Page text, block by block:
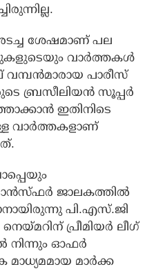
ശേഷമാണ് പല
വാര്‍ത്തകള്‍
പാരീസ്
ബ്രസീലിയന്‍ സൂപ്പര്‍
ഇതിനിടെ
വാര്‍ത്തകളാണ്
ജാലകത്തില്‍
പി.എസ്.ജി
നെയ്മറിന് പ്രീമിയര്‍ ലീഗ്
നിന്നും ഓഫര്‍
മാധ്യമമായ മാര്‍ക്ക